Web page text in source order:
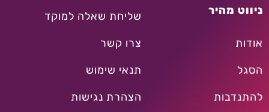
ניווט מהיר
אודות
הסגל
להתנדבות
שליחת שאלה למוקד
צרו קשר
תנאי שימוש
הצהרת נגישות